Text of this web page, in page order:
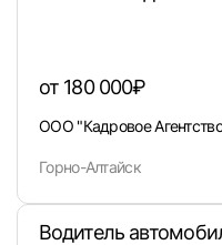
Вход в
Войдите в
вакансии с
от 180 000₽
ООО "Кадровое
Горно-Алтайск
Водитель